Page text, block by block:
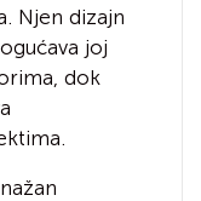
Njen dizajn
joj
dok